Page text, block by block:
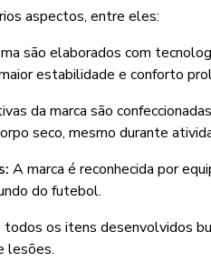
aspectos, entre eles:
são elaborados com
estabilidade e conforto
da marca são
seco, mesmo durante
A marca é reconhecida por
do futebol.
os itens desenvolvidos
lesões.